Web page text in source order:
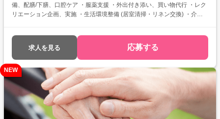
備、配膳/下膳、口腔ケア ・服薬支援 ・外出付き添い、買い物代行 ・レク
リエーション企画、実施 ・生活環境整備 (居室清掃・リネン交換) ・介護
求人を見る 応募する
NEW